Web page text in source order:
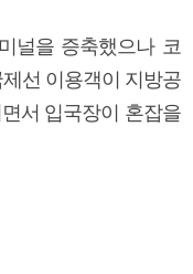
널을 증축했으나 코
제선 이용객이 지방공
서 입국장이 혼잡을